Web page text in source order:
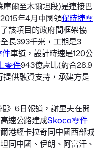
爾至木爾坦段)是連接巴
年4月中國領保時捷零
該項目的政府間框架協
長393千米，工期是3
件車道，設計時速是120公
零件943億盧比(約合28.9
供融資支持，承建方是
》6日報道，謝里夫在開
速公路建成Skoda零件
港經卡拉奇同中國西部城
同中國、伊朗、阿富汗、